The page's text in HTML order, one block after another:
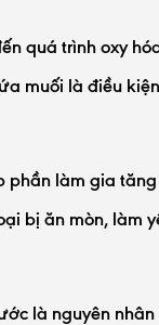
quá trình oxy
muối là điều
làm gia
bị ăn mòn, làm
là nguyên nhân